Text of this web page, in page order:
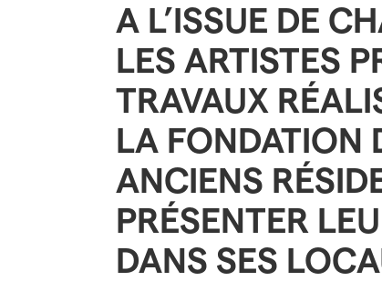
A L’ISSUE DE
LES ARTISTES
TRAVAUX
LA FONDATION
ANCIENS
PRÉSENTER
DANS SES